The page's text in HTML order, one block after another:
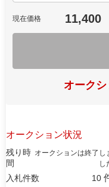
現在価格 11,400
オーク
オークション状況
残り時
間
オークションは終了し
し
入札件数 10